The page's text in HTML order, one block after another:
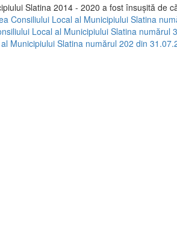
Slatina 2014 - 2020 a fost însuşită de
Consiliului Local al Municipiului Slatina
Local al Municipiului Slatina numărul
Municipiului Slatina numărul 202 din